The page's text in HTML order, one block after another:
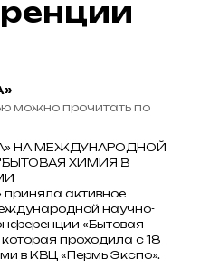
можно прочитать по
НА МЕЖДУНАРОДНОЙ
ХИМИЯ В
активное
научно-
«Бытовая
проходила с 18
в КВЦ «Пермь Экспо».